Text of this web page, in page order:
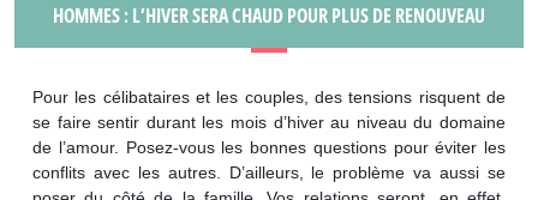
HOMMES : L’HIVER SERA CHAUD POUR PLUS DE RENOUVEAU
Pour les célibataires et les couples, des tensions risquent de
se faire sentir durant les mois d’hiver au niveau du domaine
de l’amour. Posez-vous les bonnes questions pour éviter les
conflits avec les autres. D’ailleurs, le problème va aussi se